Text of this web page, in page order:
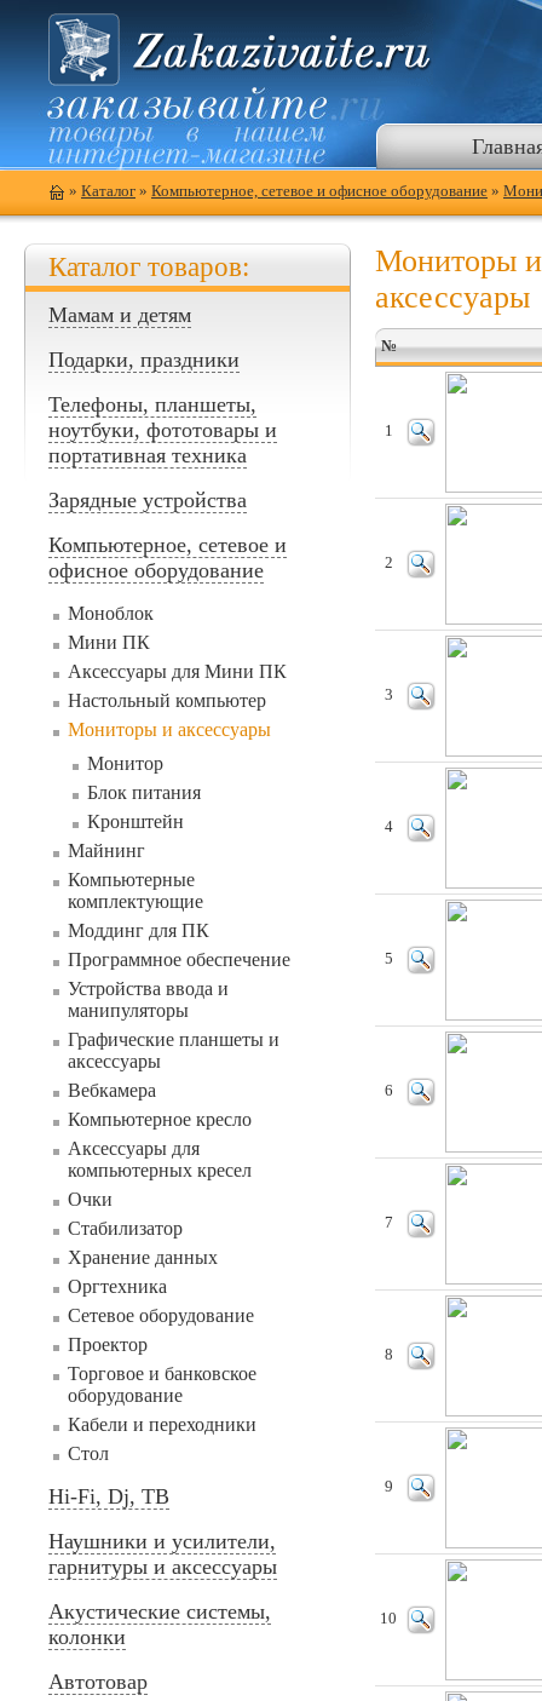
» Каталог » Компьютерное, сетевое и офисное оборудование »
Каталог товаров:
Мамам и детям
Подарки, праздники
Телефоны, планшеты,
ноутбуки, фототовары и
портативная техника
Зарядные устройства
Компьютерное, сетевое и
офисное оборудование
Моноблок
Мини ПК
Аксессуары для Мини ПК
Настольный компьютер
Мониторы и аксессуары
Монитор
Блок питания
Кронштейн
Майнинг
Компьютерные
комплектующие
Моддинг для ПК
Программное обеспечение
Устройства ввода и
манипуляторы
Графические планшеты и
аксессуары
Вебкамера
Компьютерное кресло
Аксессуары для
компьютерных кресел
Очки
Стабилизатор
Хранение данных
Оргтехника
Сетевое оборудование
Проектор
Торговое и банковское
оборудование
Кабели и переходники
Стол
Hi-Fi, Dj, ТВ
Наушники и усилители,
гарнитуры и аксессуары
Акустические системы,
колонки
Автотовар
Мониторы и
аксессуары
№
1
2
3
4
5
6
7
8
9
10